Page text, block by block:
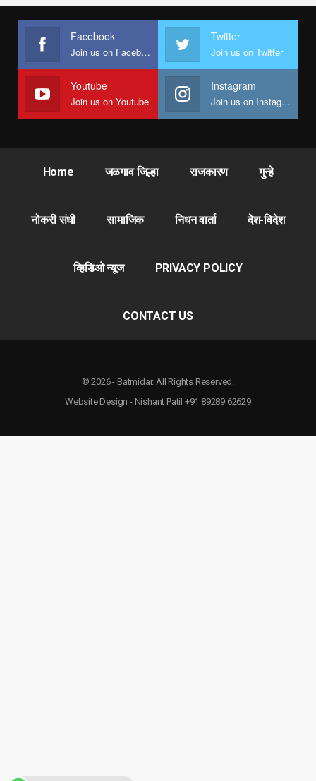
Facebook
Join us on Facebook
Twitter
Join us on Twitter
Youtube
Join us on Youtube
Instagram
Join us on Instagram
Home जळगाव जिल्हा राजकारण गुन्हे
नोकरी संधी सामाजिक निधन वार्ता देश-विदेश
व्हिडिओ न्यूज PRIVACY POLICY
CONTACT US
© 2026 - Batmidar. All Rights Reserved.
Website Design - Nishant Patil +91 89289 62629